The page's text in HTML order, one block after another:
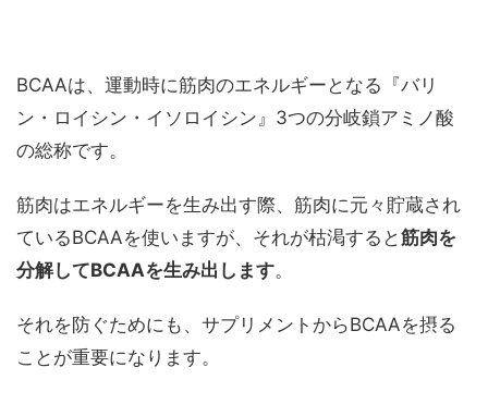
BCAAは、運動時に筋肉のエネルギーとなる『バリ
ン・ロイシン・イソロイシン』3つの分岐鎖アミノ酸
の総称です。
筋肉はエネルギーを生み出す際、筋肉に元々貯蔵され
ているBCAAを使いますが、それが枯渇すると筋肉を
分解してBCAAを生み出します。
それを防ぐためにも、サプリメントからBCAAを摂る
ことが重要になります。